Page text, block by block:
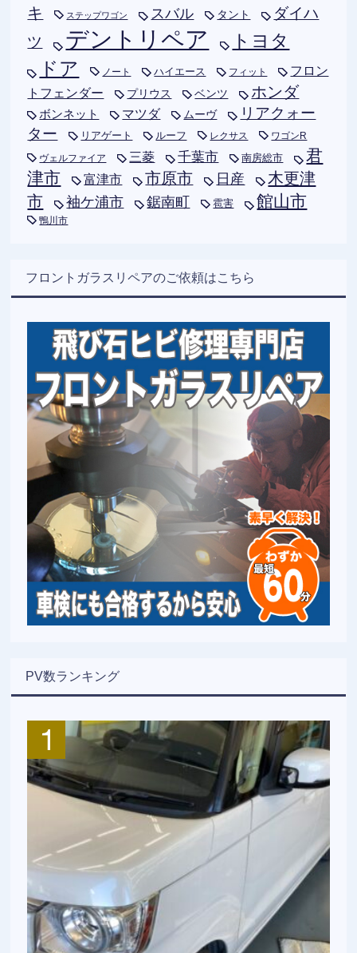
キ
ステップワゴン スバル タント
ダイハ
ツ
デントリペア
トヨタ
ドア
ノート ハイエース フィット
フロン
トフェンダー
プリウス ベンツ ホンダ
ボンネット マツダ ムーヴ
リアクォー
ター
リアゲート ルーフ レクサス ワゴンR
ヴェルファイア 三菱 千葉市 南房総市
君
津市
富津市 市原市 日産
木更津
市
袖ケ浦市 鋸南町 雹害 館山市
鴨川市
フロントガラスリペアのご依頼はこちら
PV数ランキング